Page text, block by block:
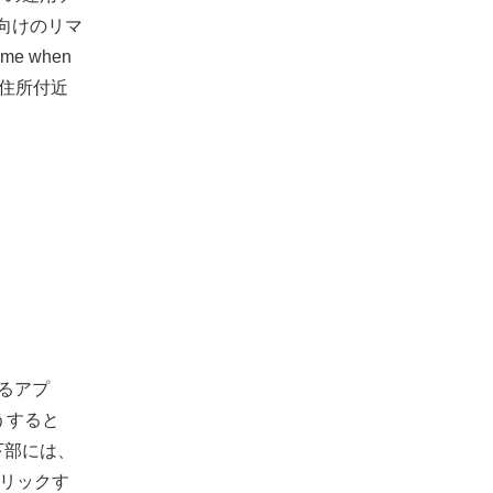
けのリマ
when
所付近
アプ
すると
には、
ックす